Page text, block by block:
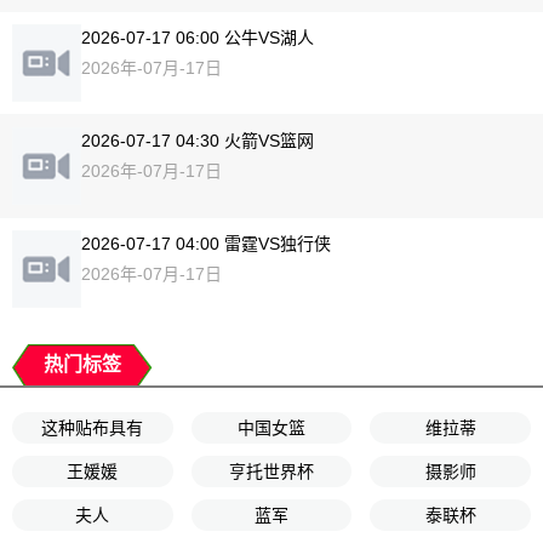
2026-07-17 06:00 公牛VS湖人
2026年-07月-17日
2026-07-17 04:30 火箭VS篮网
2026年-07月-17日
2026-07-17 04:00 雷霆VS独行侠
2026年-07月-17日
热门标签
这种贴布具有 中国女篮 维拉蒂
王媛媛 亨托世界杯 摄影师
夫人 蓝军 泰联杯